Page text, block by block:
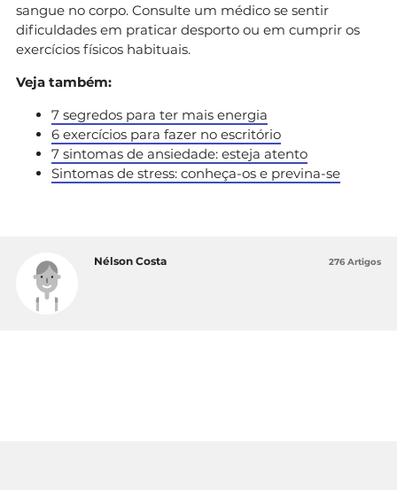
sangue no corpo. Consulte um médico se sentir
dificuldades em praticar desporto ou em cumprir os
exercícios físicos habituais.
Veja também:
7 segredos para ter mais energia
6 exercícios para fazer no escritório
7 sintomas de ansiedade: esteja atento
Sintomas de stress: conheça-os e previna-se
Nélson Costa 276 Artigos